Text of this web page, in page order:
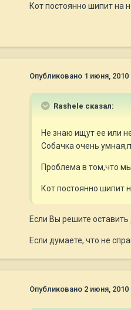
Кот постоянно шипит на
Опубликовано 1 июня, 2010
Rashele сказал:
Не знаю ищут ее или
Собачка очень
Проблема в том,что
Кот постоянно шипит
Если Вы решите
Если думаете, что не
Опубликовано 2 июня, 2010